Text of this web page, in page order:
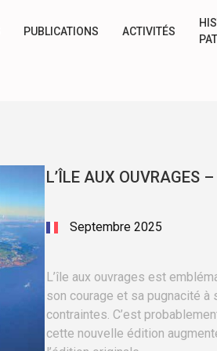
PUBLICATIONS ACTIVITÉS
L’ÎLE AUX OUVRAGES
Septembre 2025
L’île aux ouvrages est
son courage et sa pugnacité à
contraintes. C’est
cette nouvelle édition